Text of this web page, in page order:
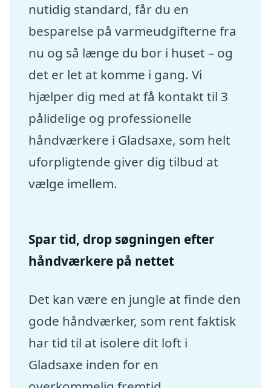
nutidig standard, får du en
besparelse på varmeudgifterne fra
nu og så længe du bor i huset – og
det er let at komme i gang. Vi
hjælper dig med at få kontakt til 3
pålidelige og professionelle
håndværkere i Gladsaxe, som helt
uforpligtende giver dig tilbud at
vælge imellem.
Spar tid, drop søgningen efter
håndværkere på nettet
Det kan være en jungle at finde den
gode håndværker, som rent faktisk
har tid til at isolere dit loft i
Gladsaxe inden for en